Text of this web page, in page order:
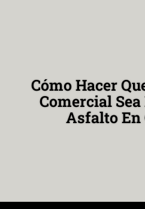
Cómo Hacer
Comercial
Asfalto En